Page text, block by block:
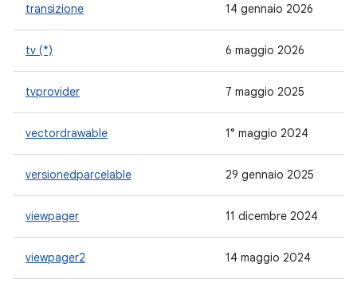
transizione 14 gennaio 2026
tv (*) 6 maggio 2026
tvprovider 7 maggio 2025
vectordrawable 1° maggio 2024
versionedparcelable 29 gennaio 2025
viewpager 11 dicembre 2024
viewpager2 14 maggio 2024